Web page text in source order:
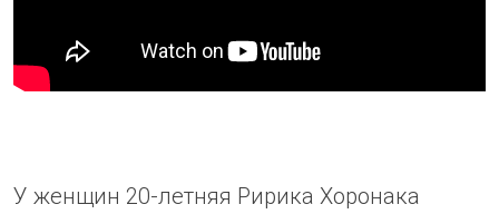
У женщин 20-летняя Ририка Хоронака